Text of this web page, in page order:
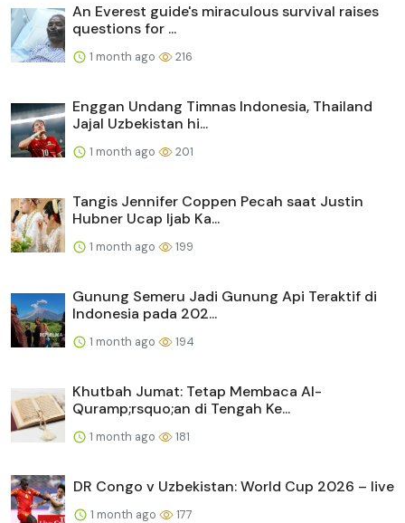
An Everest guide's miraculous survival raises
questions for ...
1 month ago 216
Enggan Undang Timnas Indonesia, Thailand
Jajal Uzbekistan hi...
1 month ago 201
Tangis Jennifer Coppen Pecah saat Justin
Hubner Ucap Ijab Ka...
1 month ago 199
Gunung Semeru Jadi Gunung Api Teraktif di
Indonesia pada 202...
1 month ago 194
Khutbah Jumat: Tetap Membaca Al-
Quramp;rsquo;an di Tengah Ke...
1 month ago 181
DR Congo v Uzbekistan: World Cup 2026 – live
1 month ago 177